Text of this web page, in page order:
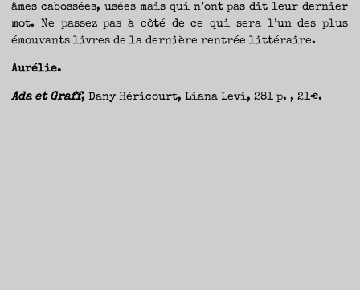
âmes cabossées, usées mais qui n’ont pas dit leur dernier
mot. Ne passez pas à côté de ce qui sera l’un des plus
émouvants livres de la dernière rentrée littéraire.
Aurélie.
Ada et Graff, Dany Héricourt, Liana Levi, 281 p. , 21€.